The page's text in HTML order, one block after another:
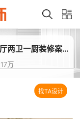
临安柏悦府装修 中古风100平 三房两厅两卫一厨装修案例分享
17万
找TA设计